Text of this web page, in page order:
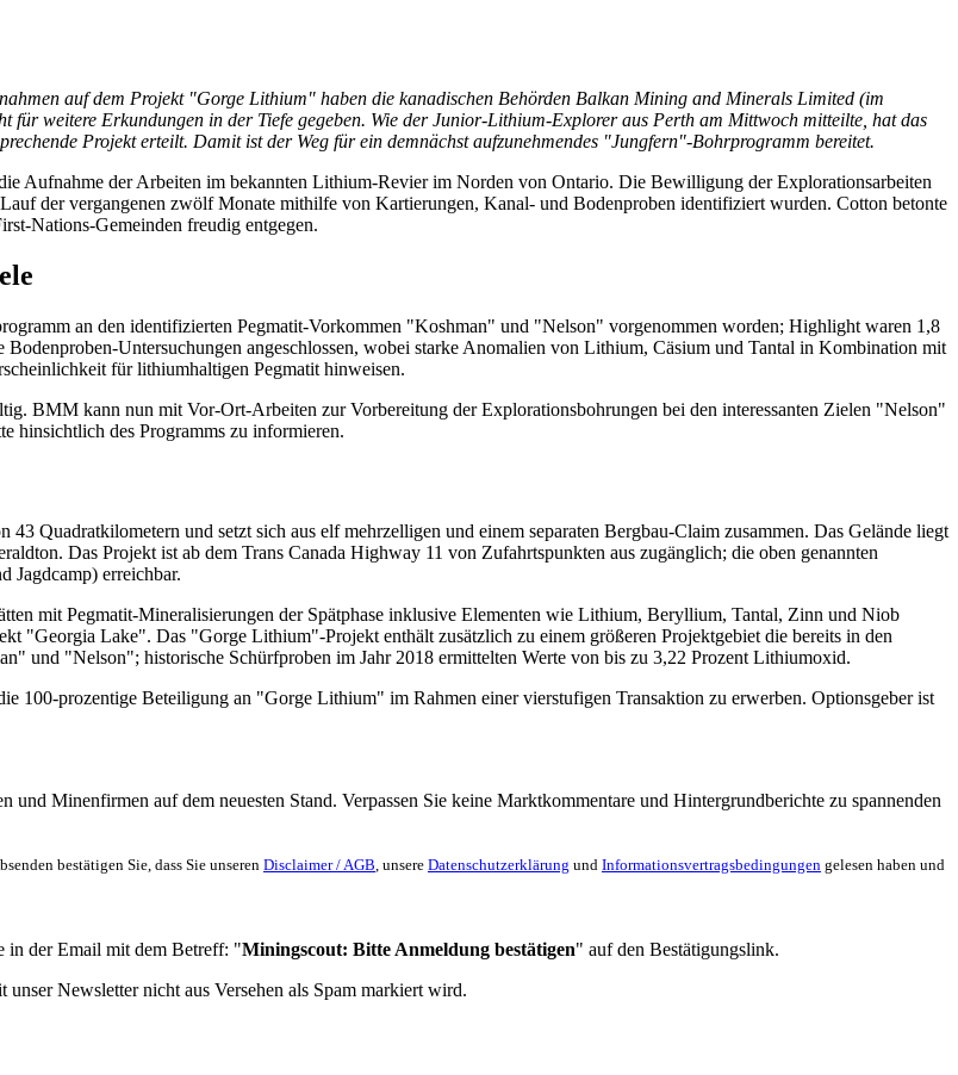
auf dem Projekt "Gorge Lithium" haben die kanadischen Behörden Balkan Mining and Minerals Limited (im
weitere Erkundungen in der Tiefe gegeben. Wie der Junior-Lithium-Explorer aus Perth am Mittwoch mitteilte, hat das
Projekt erteilt. Damit ist der Weg für ein demnächst aufzunehmendes "Jungfern"-Bohrprogramm bereitet.
Aufnahme der Arbeiten im bekannten Lithium-Revier im Norden von Ontario. Die Bewilligung der Explorationsarbeiten
der vergangenen zwölf Monate mithilfe von Kartierungen, Kanal- und Bodenproben identifiziert wurden. Cotton betonte
Nations-Gemeinden freudig entgegen.
an den identifizierten Pegmatit-Vorkommen "Koshman" und "Nelson" vorgenommen worden; Highlight waren 1,8
Untersuchungen angeschlossen, wobei starke Anomalien von Lithium, Cäsium und Tantal in Kombination mit
für lithiumhaltigen Pegmatit hinweisen.
BMM kann nun mit Vor-Ort-Arbeiten zur Vorbereitung der Explorationsbohrungen bei den interessanten Zielen "Nelson"
hinsichtlich des Programms zu informieren.
Quadratkilometern und setzt sich aus elf mehrzelligen und einem separaten Bergbau-Claim zusammen. Das Gelände liegt
Das Projekt ist ab dem Trans Canada Highway 11 von Zufahrtspunkten aus zugänglich; die oben genannten
Jagdcamp) erreichbar.
mit Pegmatit-Mineralisierungen der Spätphase inklusive Elementen wie Lithium, Beryllium, Tantal, Zinn und Niob
"Georgia Lake". Das "Gorge Lithium"-Projekt enthält zusätzlich zu einem größeren Projektgebiet die bereits in den
und "Nelson"; historische Schürfproben im Jahr 2018 ermittelten Werte von bis zu 3,22 Prozent Lithiumoxid.
100-prozentige Beteiligung an "Gorge Lithium" im Rahmen einer vierstufigen Transaktion zu erwerben. Optionsgeber ist
und Minenfirmen auf dem neuesten Stand. Verpassen Sie keine Marktkommentare und Hintergrundberichte zu spannenden
bestätigen Sie, dass Sie unseren Disclaimer / AGB, unsere Datenschutzerklärung und Informationsvertragsbedingungen gelesen haben und
in der Email mit dem Betreff: "Miningscout: Bitte Anmeldung bestätigen" auf den Bestätigungslink.
Newsletter nicht aus Versehen als Spam markiert wird.